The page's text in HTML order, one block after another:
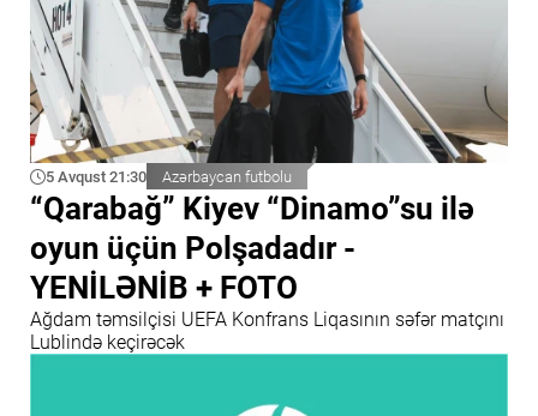
5 Avqust 21:30 Azərbaycan futbolu
“Qarabağ” Kiyev “Dinamo”su ilə
oyun üçün Polşadadır -
YENİLƏNİB + FOTO
Ağdam təmsilçisi UEFA Konfrans Liqasının səfər matçını
Lublində keçirəcək